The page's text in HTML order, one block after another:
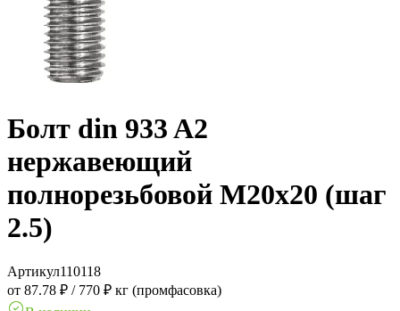
Болт din 933 A2
нержавеющий
полнорезьбовой M20x20 (шаг
2.5)
Артикул110118
от 87.78 ₽ / 770 ₽ кг (промфасовка)